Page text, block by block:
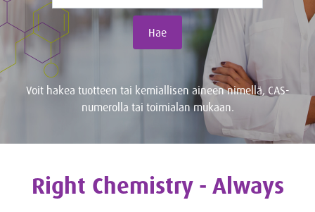
Hae
Voit hakea tuotteen tai kemiallisen aineen nimellä, CAS-
numerolla tai toimialan mukaan.
Right Chemistry - Always